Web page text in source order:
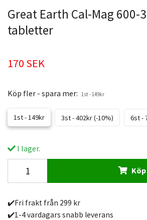
Great Earth Cal-Mag 600-
tabletter
170 SEK
Köp fler - spara mer: 1st - 149kr
1st - 149kr 3st - 402kr (-10%) 6st -
I lager.
Köp
✔️Fri frakt från 299 kr
✔️1-4 vardagars snabb leverans